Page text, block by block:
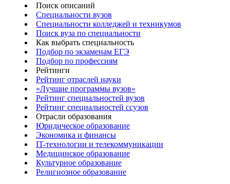
Поиск описаний
Специальности вузов
Специальности колледжей и техникумов
Поиск вуза по специальности
Как выбрать специальность
Подбор по экзаменам ЕГЭ
Подбор по профессиям
Рейтинги
Рейтинг отраслей науки
«Лучшие программы вузов»
Рейтинг специальностей вузов
Рейтинг специальностей ссузов
Отрасли образования
Юридическое образование
Экономика и финансы
IT-технологии и телекоммуникации
Медицинское образование
Культурное образование
Религиозное образование